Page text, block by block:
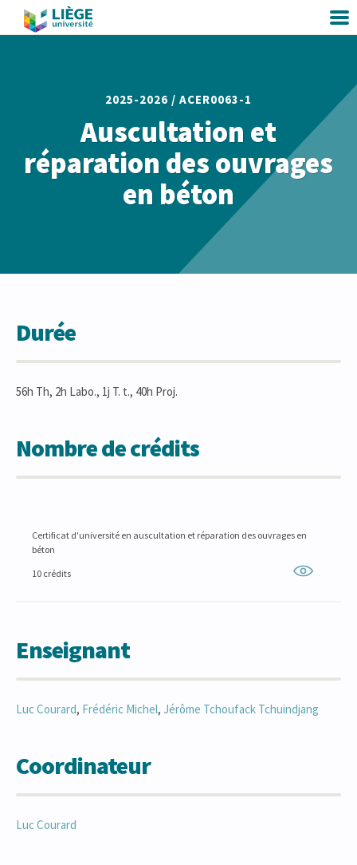
2025-2026 / ACER0063-1
Auscultation et
réparation des ouvrages
en béton
Durée
56h Th, 2h Labo., 1j T. t., 40h Proj.
Nombre de crédits
Certificat d'université en auscultation et réparation des ouvrages en
béton
10 crédits
Enseignant
LucCourard, Frédéric Michel, Jérôme Tchoufack Tchuindjang
Coordinateur
LucCourard